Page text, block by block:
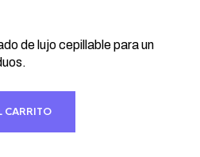
de lujo cepillable para un
CARRITO